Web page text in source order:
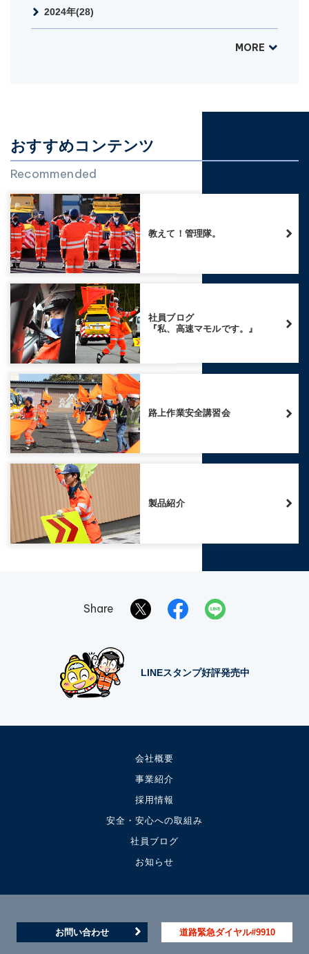
2024年(28)
MORE
おすすめコンテンツ
Recommended
教えて！管理隊。
社員ブログ
『私、高速マモルです。』
路上作業安全講習会
製品紹介
Share
LINEスタンプ好評発売中
会社概要
事業紹介
採用情報
安全・安心への取組み
社員ブログ
お知らせ
お問い合わせ 道路緊急ダイヤル#9910